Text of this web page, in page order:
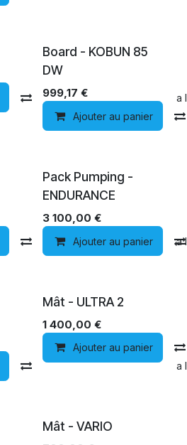
Comparer Ajouter à
Board - KOBUN 85
DW
999,17 €
Ajouter au panier
Comparer Ajouter à la
Pack Pumping -
ENDURANCE
3 100,00 €
Ajouter au panier
Comparer Ajouter à la
Mât - ULTRA 2
1 400,00 €
Ajouter au panier
Mât - VARIO